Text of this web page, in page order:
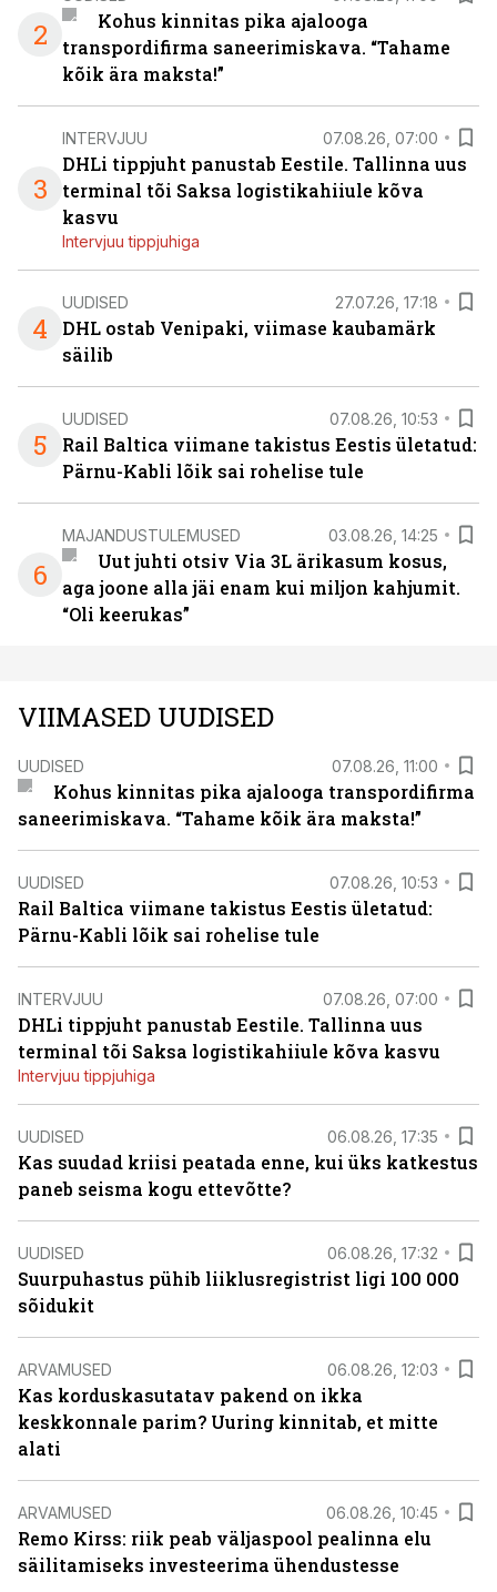
2
Kohus kinnitas pika ajalooga
transpordifirma saneerimiskava. “Tahame
kõik ära maksta!”
3
INTERVJUU 07.08.26, 07:00
DHLi tippjuht panustab Eestile. Tallinna uus
terminal tõi Saksa logistikahiiule kõva
kasvu
Intervjuu tippjuhiga
4
UUDISED 27.07.26, 17:18
DHL ostab Venipaki, viimase kaubamärk
säilib
5
UUDISED 07.08.26, 10:53
Rail Baltica viimane takistus Eestis ületatud:
Pärnu-Kabli lõik sai rohelise tule
6
MAJANDUSTULEMUSED 03.08.26, 14:25
Uut juhti otsiv Via 3L ärikasum kosus,
aga joone alla jäi enam kui miljon kahjumit.
“Oli keerukas”
VIIMASED UUDISED
UUDISED 07.08.26, 11:00
Kohus kinnitas pika ajalooga transpordifirma
saneerimiskava. “Tahame kõik ära maksta!”
UUDISED 07.08.26, 10:53
Rail Baltica viimane takistus Eestis ületatud:
Pärnu-Kabli lõik sai rohelise tule
INTERVJUU 07.08.26, 07:00
DHLi tippjuht panustab Eestile. Tallinna uus
terminal tõi Saksa logistikahiiule kõva kasvu
Intervjuu tippjuhiga
UUDISED 06.08.26, 17:35
Kas suudad kriisi peatada enne, kui üks katkestus
paneb seisma kogu ettevõtte?
UUDISED 06.08.26, 17:32
Suurpuhastus pühib liiklusregistrist ligi 100 000
sõidukit
ARVAMUSED 06.08.26, 12:03
Kas korduskasutatav pakend on ikka
keskkonnale parim? Uuring kinnitab, et mitte
alati
ARVAMUSED 06.08.26, 10:45
Remo Kirss: riik peab väljaspool pealinna elu
säilitamiseks investeerima ühendustesse